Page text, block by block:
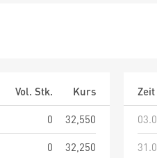
Vol. Stk.
Kurs
0
32,550
0
32,250
Zeit